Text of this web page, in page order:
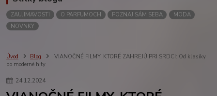
ZAUJIMAVOSTI O PARFUMOCH POZNAJ SÁM SEBA
MODA
NOVNKY
Úvod Blog
VIANOČNÉ FILMY, KTORÉ ZAHREJÚ PRI SRDCI: Od klasiky
po moderné hity
24.12.2024